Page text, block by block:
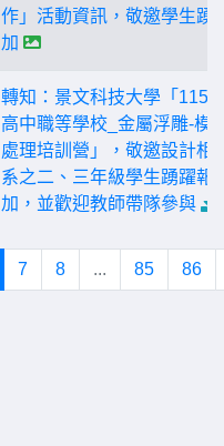
作」活動資訊，敬邀學生踴
加
轉知：景文科技大學「115
高中職等學校_金屬浮雕-模
處理培訓營」，敬邀設計相
系之二、三年級學生踴躍報
加，並歡迎教師帶隊參與
7 8 ... 85 86